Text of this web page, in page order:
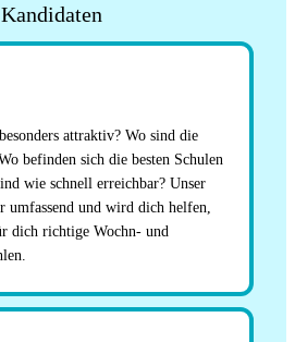
Kandidaten
attraktiv? Wo sind die
befinden sich die besten Schulen
wie schnell erreichbar? Unser
umfassend und wird dich helfen,
dich richtige Wochn- und